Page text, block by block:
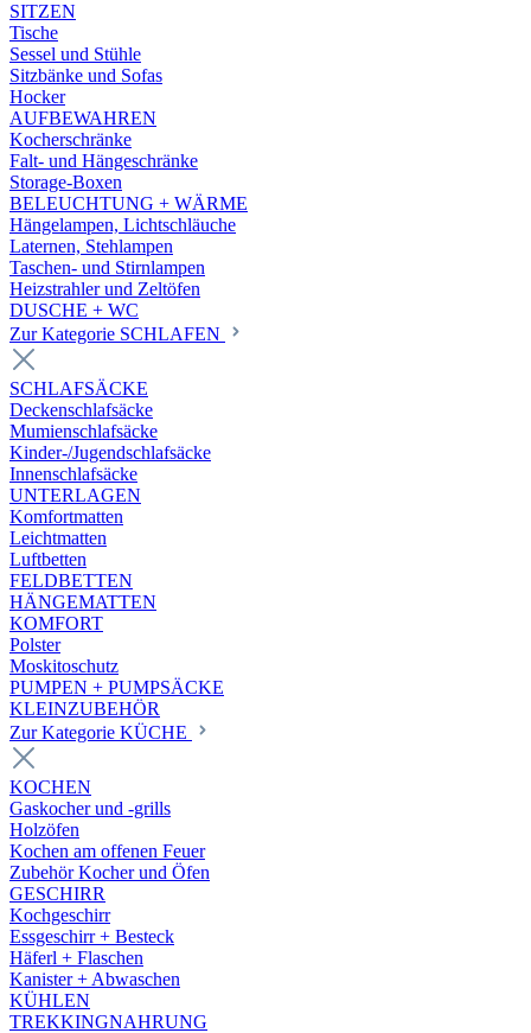
SITZEN
Tische
Sessel und Stühle
Sitzbänke und Sofas
Hocker
AUFBEWAHREN
Kocherschränke
Falt- und Hängeschränke
Storage-Boxen
BELEUCHTUNG + WÄRME
Hängelampen, Lichtschläuche
Laternen, Stehlampen
Taschen- und Stirnlampen
Heizstrahler und Zeltöfen
DUSCHE + WC
Zur Kategorie SCHLAFEN
SCHLAFSÄCKE
Deckenschlafsäcke
Mumienschlafsäcke
Kinder-/Jugendschlafsäcke
Innenschlafsäcke
UNTERLAGEN
Komfortmatten
Leichtmatten
Luftbetten
FELDBETTEN
HÄNGEMATTEN
KOMFORT
Polster
Moskitoschutz
PUMPEN + PUMPSÄCKE
KLEINZUBEHÖR
Zur Kategorie KÜCHE
KOCHEN
Gaskocher und -grills
Holzöfen
Kochen am offenen Feuer
Zubehör Kocher und Öfen
GESCHIRR
Kochgeschirr
Essgeschirr + Besteck
Häferl + Flaschen
Kanister + Abwaschen
KÜHLEN
TREKKINGNAHRUNG